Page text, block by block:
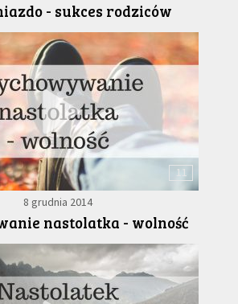
- sukces rodziców
11
8 grudnia 2014
nastolatka - wolność